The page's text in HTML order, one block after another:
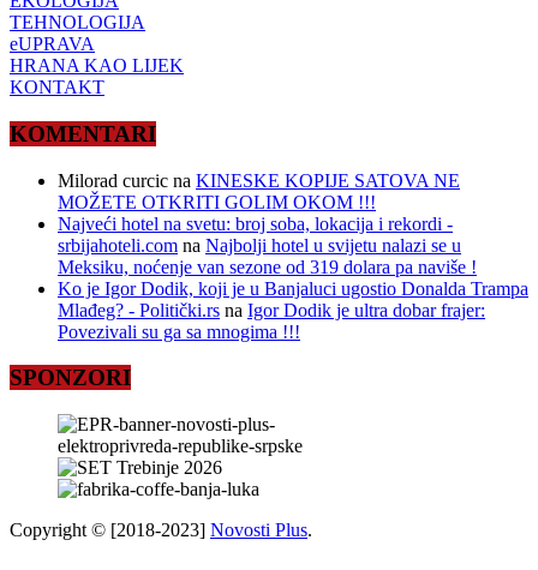
TEHNOLOGIJA
eUPRAVA
HRANA KAO LIJEK
KONTAKT
KOMENTARI
Milorad curcic na KINESKE KOPIJE SATOVA NE
MOŽETE OTKRITI GOLIM OKOM !!!
Najveći hotel na svetu: broj soba, lokacija i rekordi -
srbijahoteli.com na Najbolji hotel u svijetu nalazi se u
Meksiku, noćenje van sezone od 319 dolara pa naviše !
Ko je Igor Dodik, koji je u Banjaluci ugostio Donalda Trampa
Mlađeg? - Politički.rs na Igor Dodik je ultra dobar frajer:
Povezivali su ga sa mnogima !!!
SPONZORI
Copyright © [2018-2023] Novosti Plus.